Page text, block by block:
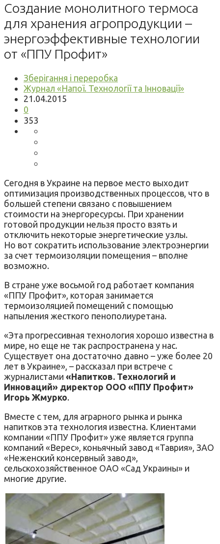
Создание монолитного термоса
для хранения агропродукции –
энергоэффективные технологии
от «ППУ Профит»
Зберігання і переробка
Журнал «Напої. Технології та Інновації»
21.04.2015
0
353
Сегодня в Украине на первое место выходит
оптимизация производственных процессов, что в
большей степени связано с повышением
стоимости на энергоресурсы. При хранении
готовой продукции нельзя просто взять и
отключить некоторые энергетические узлы.
Но вот сократить использование электроэнергии
за счет термоизоляции помещения – вполне
возможно.
В стране уже восьмой год работает компания
«ППУ Профит», которая занимается
термоизоляцией помещений с помощью
напыления жесткого пенополиуретана.
«Эта прогрессивная технология хорошо известна в
мире, но еще не так распространена у нас.
Существует она достаточно давно – уже более 20
лет в Украине», – рассказал при встрече с
журналистами «Напитков. Технологий и
Инноваций» директор ООО «ППУ Профит»
Игорь Жмурко.
Вместе с тем, для аграрного рынка и рынка
напитков эта технология известна. Клиентами
компании «ППУ Профит» уже является группа
компаний «Верес», коньячный завод «Таврия», ЗАО
«Неженский консервный завод»,
сельскохозяйственное ОАО «Сад Украины» и
многие другие.